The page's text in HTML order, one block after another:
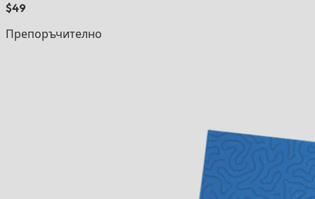
$49
Препоръчително